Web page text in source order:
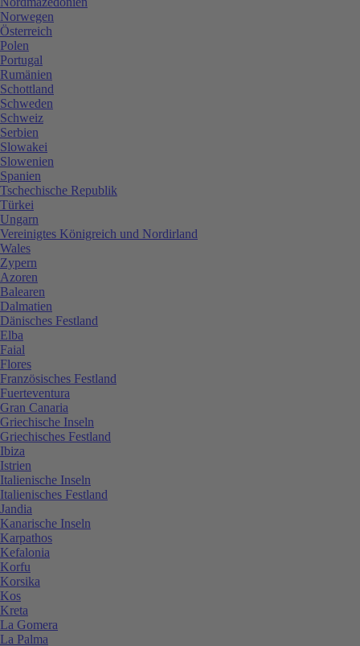
Norwegen
Österreich
Polen
Portugal
Rumänien
Schottland
Schweden
Schweiz
Serbien
Slowakei
Slowenien
Spanien
Tschechische Republik
Türkei
Ungarn
Vereinigtes Königreich und Nordirland
Wales
Zypern
Azoren
Balearen
Dalmatien
Dänisches Festland
Elba
Faial
Flores
Französisches Festland
Fuerteventura
Gran Canaria
Griechische Inseln
Griechisches Festland
Ibiza
Istrien
Italienische Inseln
Italienisches Festland
Jandia
Kanarische Inseln
Karpathos
Kefalonia
Korfu
Korsika
Kos
Kreta
La Gomera
La Palma